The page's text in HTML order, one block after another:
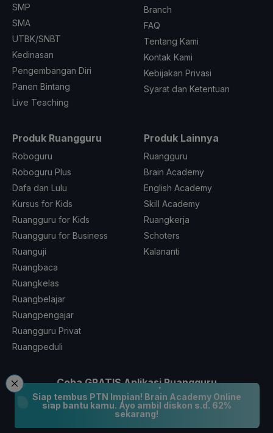
Siap tembus PTN Impian! Brain Academy Online
siap bantu kamu. Ayo ambil diskon s.d. 62%
sekarang!
SMP
SMA
UTBK/SNBT
Kedinasan
Pengembangan Diri
Panen Bintang
Live Teaching
Branch
FAQ
Tentang Kami
Kontak Kami
Kebijakan Privasi
Syarat dan Ketentuan
Produk Ruangguru
Roboguru
Roboguru Plus
Dafa dan Lulu
Kursus for Kids
Ruangguru for Kids
Ruangguru for Business
Ruanguji
Ruangbaca
Ruangkelas
Ruangbelajar
Ruangpengajar
Ruangguru Privat
Ruangpeduli
Produk Lainnya
Ruangguru
Brain Academy
English Academy
Skill Academy
Ruangkerja
Schoters
Kalananti
Coba GRATIS Aplikasi Ruangguru